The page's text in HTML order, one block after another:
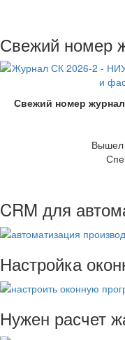
Свежий номер
Свежий номер
Вышел
CRM для
Настройка
Нужен расчет